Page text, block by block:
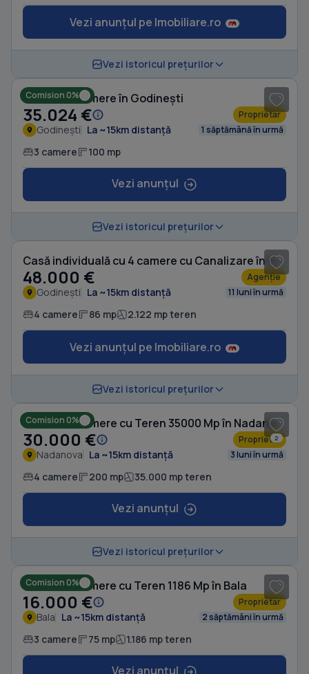
Vezi anunțul pe Imobiliare.ro
Vezi istoricul prețurilor
Comision 0%
Casă cu 3 camere în Godinești
35.024 € Proprietar
Godinești La ~15km distanță 1 săptămână în urmă
3 camere 100 mp
Vezi anunțul
Vezi istoricul prețurilor
Casă individuală cu 4 camere cu Canalizare în Godinești
48.000 € Agenție
Godinești La ~15km distanță 11 luni în urmă
4 camere 86 mp 2.122 mp teren
Vezi anunțul pe Imobiliare.ro
Vezi istoricul prețurilor
2
Comision 0% Casă cu 4 camere cu Teren 35000 Mp în Nadanova
30.000 € Proprietar
Nadanova La ~15km distanță 3 luni în urmă
4 camere 200 mp 35.000 mp teren
Vezi anunțul
Vezi istoricul prețurilor
Comision 0%
Casă cu 3 camere cu Teren 1186 Mp în Bala
16.000 € Proprietar
Bala La ~15km distanță 2 săptămâni în urmă
3 camere 75 mp 1.186 mp teren
Vezi anunțul